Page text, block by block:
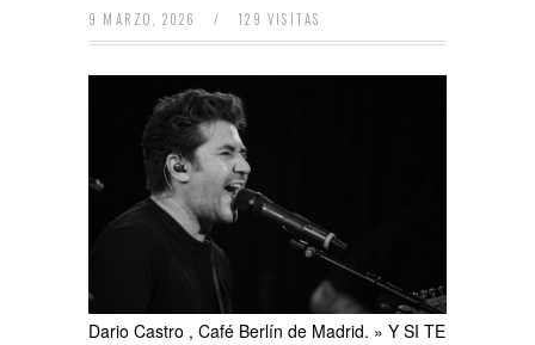
9 MARZO, 2026 / 129 VISITAS
Dario Castro , Café Berlín de Madrid. » Y SI TE